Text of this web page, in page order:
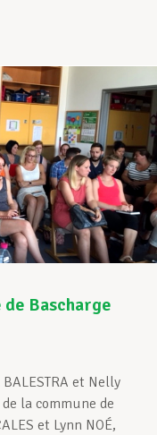
de Bascharge
et Nelly
la commune de
et Lynn NOÉ,